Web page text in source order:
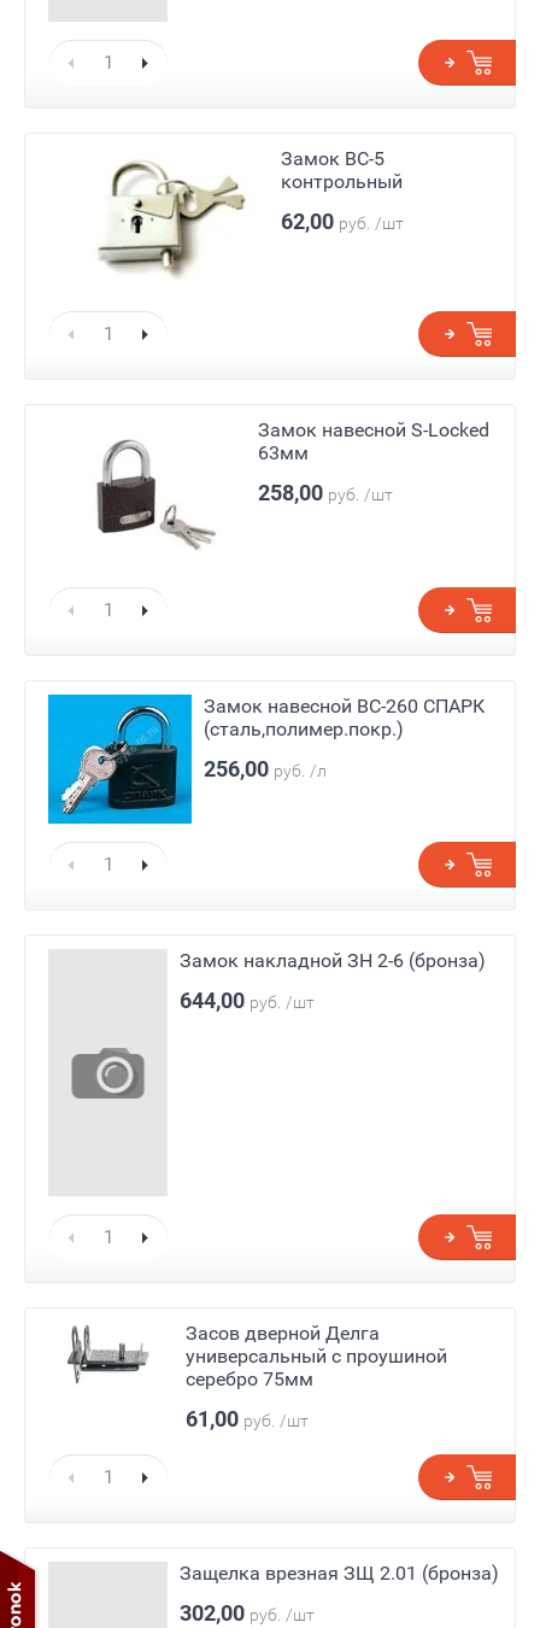
Замок ВС-5
контрольный
62,00 руб. /шт
Замок навесной S-Locked
63мм
258,00 руб. /шт
Замок навесной ВС-260 СПАРК
(сталь,полимер.покр.)
256,00 руб. /л
Замок накладной ЗН 2-6 (бронза)
644,00 руб. /шт
Засов дверной Делга
универсальный с проушиной
серебро 75мм
61,00 руб. /шт
Защелка врезная ЗЩ 2.01 (бронза)
302,00 руб. /шт